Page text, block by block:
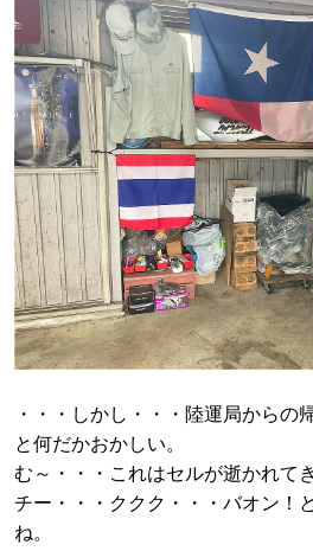
・・・しかし・・・陸運局からの
と何だかおかしい。
む～・・・これはセルが逝かれて
チー・・・ククク・・・バオン！
ね。